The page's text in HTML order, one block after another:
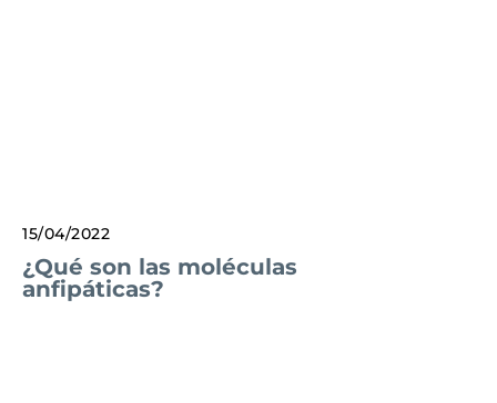
15/04/2022
¿Qué son las moléculas
anfipáticas?